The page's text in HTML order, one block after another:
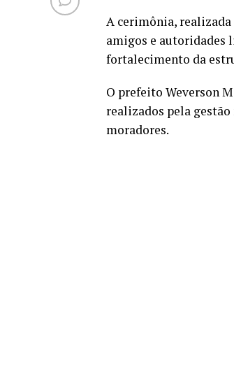
A cerimônia,
amigos e autoridades
fortalecimento da
O prefeito Weverson
realizados pela
moradores.